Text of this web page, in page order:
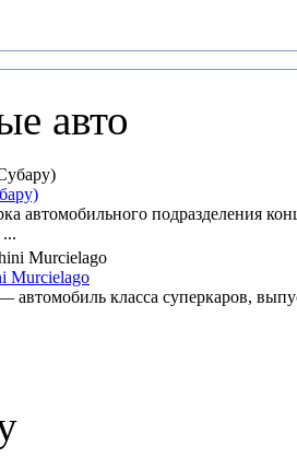
авто
автомобильного подразделения
Murcielago
автомобиль класса суперкаров,